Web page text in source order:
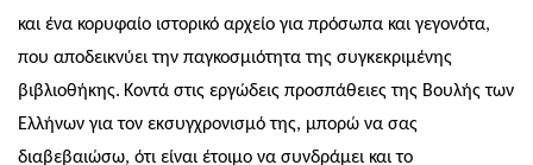
και ένα κορυφαίο ιστορικό αρχείο για πρόσωπα και γεγονότα,
που αποδεικνύει την παγκοσμιότητα της συγκεκριμένης
βιβλιοθήκης. Κοντά στις εργώδεις προσπάθειες της Βουλής των
Ελλήνων για τον εκσυγχρονισμό της, μπορώ να σας
διαβεβαιώσω, ότι είναι έτοιμο να συνδράμει και το